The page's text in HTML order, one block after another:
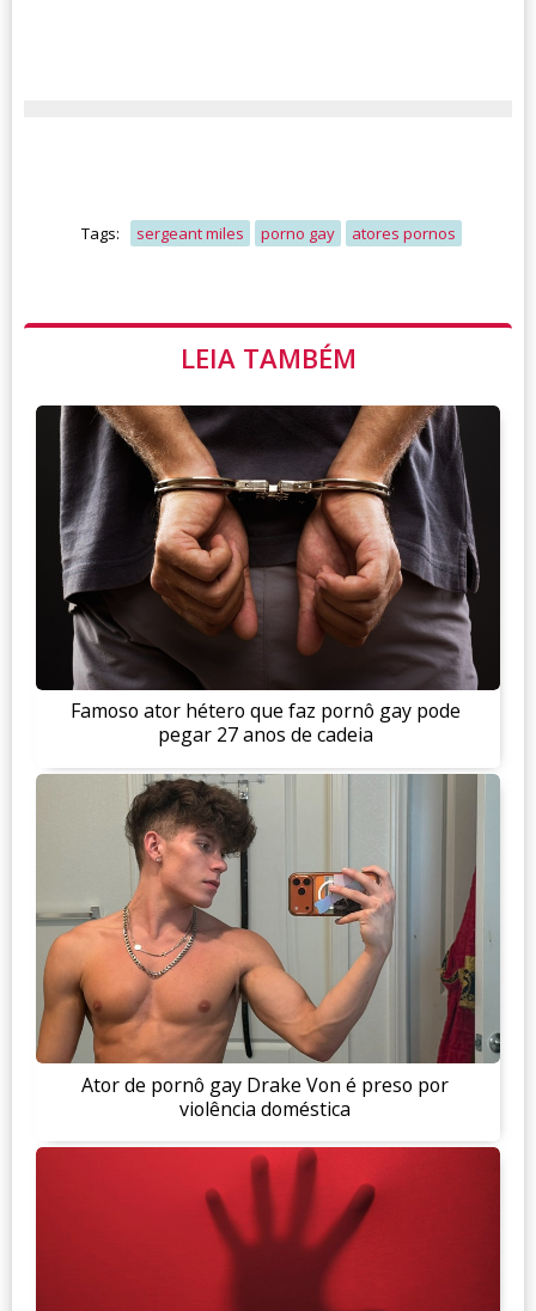
Tags: sergeant miles porno gay atores pornos
LEIA TAMBÉM
Famoso ator hétero que faz pornô gay pode
pegar 27 anos de cadeia
Ator de pornô gay Drake Von é preso por
violência doméstica